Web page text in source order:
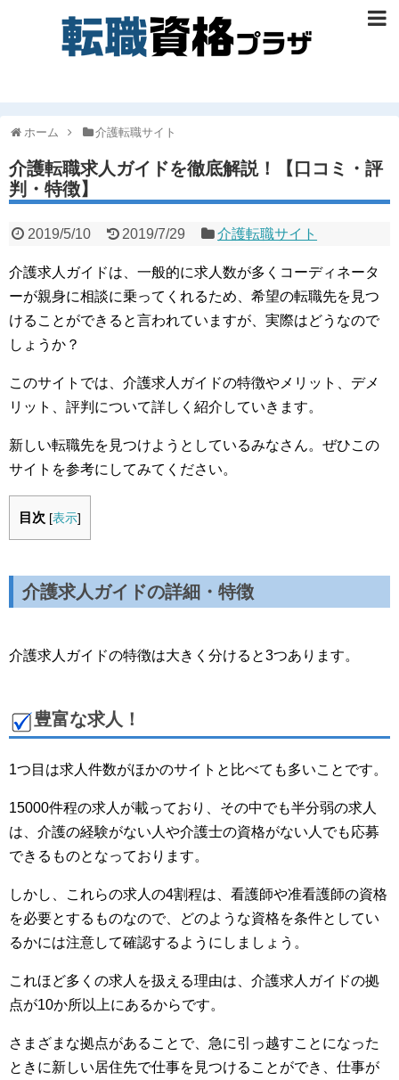
ホーム 介護転職サイト
介護転職求人ガイドを徹底解説！【口コミ・評
判・特徴】
2019/5/10 2019/7/29 介護転職サイト
介護求人ガイドは、一般的に求人数が多くコーディネータ
ーが親身に相談に乗ってくれるため、希望の転職先を見つ
けることができると言われていますが、実際はどうなので
しょうか？
このサイトでは、介護求人ガイドの特徴やメリット、デメ
リット、評判について詳しく紹介していきます。
新しい転職先を見つけようとしているみなさん。ぜひこの
サイトを参考にしてみてください。
目次 [表示]
介護求人ガイドの詳細・特徴
介護求人ガイドの特徴は大きく分けると3つあります。
豊富な求人！
1つ目は求人件数がほかのサイトと比べても多いことです。
15000件程の求人が載っており、その中でも半分弱の求人
は、介護の経験がない人や介護士の資格がない人でも応募
できるものとなっております。
しかし、これらの求人の4割程は、看護師や准看護師の資格
を必要とするものなので、どのような資格を条件としてい
るかには注意して確認するようにしましょう。
これほど多くの求人を扱える理由は、介護求人ガイドの拠
点が10か所以上にあるからです。
さまざまな拠点があることで、急に引っ越すことになった
ときに新しい居住先で仕事を見つけることができ、仕事が